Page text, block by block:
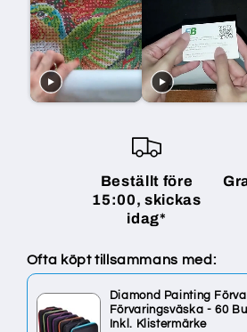
Beställt före
15:00, skickas
idag*
Ofta köpt tillsammans med:
Diamond Painting
Förvaringsväska - 60
Inkl. Klistermärke